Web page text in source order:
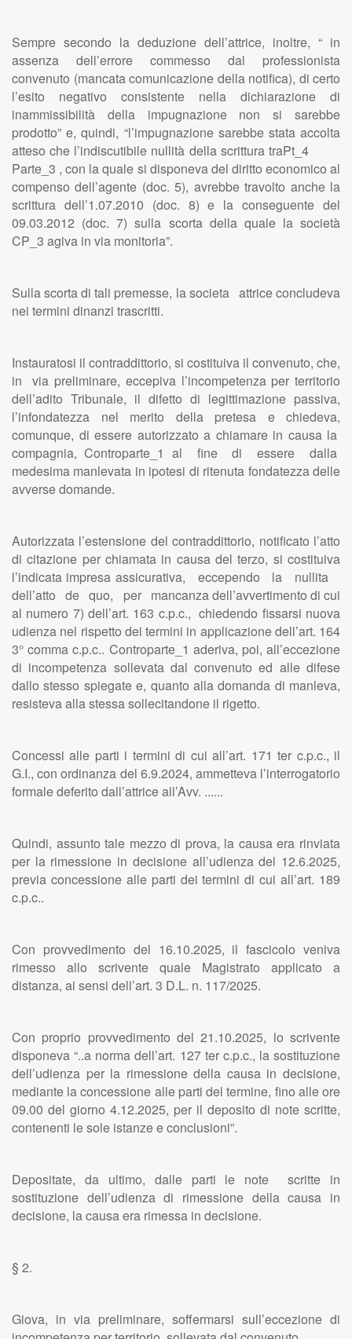
Sempre secondo la deduzione dell’attrice, inoltre, “ in
assenza dell’errore commesso dal professionista
convenuto (mancata comunicazione della notifica), di certo
l’esito negativo consistente nella dichiarazione di
inammissibilità della impugnazione non si sarebbe
prodotto” e, quindi, “l’impugnazione sarebbe stata accolta
atteso che l’indiscutibile nullità della scrittura traPt_4
Parte_3 , con la quale si disponeva del diritto economico al
compenso dell’agente (doc. 5), avrebbe travolto anche la
scrittura dell’1.07.2010 (doc. 8) e la conseguente del
09.03.2012 (doc. 7) sulla scorta della quale la società
CP_3 agiva in via monitoria”.
Sulla scorta di tali premesse, la societa attrice concludeva
nei termini dinanzi trascritti.
Instauratosi il contraddittorio, si costituiva il convenuto, che,
in via preliminare, eccepiva l’incompetenza per territorio
dell’adito Tribunale, il difetto di legittimazione passiva,
l’infondatezza nel merito della pretesa e chiedeva,
comunque, di essere autorizzato a chiamare in causa la
compagnia, Controparte_1 al fine di essere dalla
medesima manlevata in ipotesi di ritenuta fondatezza delle
avverse domande.
Autorizzata l’estensione del contraddittorio, notificato l’atto
di citazione per chiamata in causa del terzo, si costituiva
l’indicata impresa assicurativa, eccependo la nullita
dell’atto de quo, per mancanza dell’avvertimento di cui
al numero 7) dell’art. 163 c.p.c., chiedendo fissarsi nuova
udienza nel rispetto dei termini in applicazione dell’art. 164
3° comma c.p.c.. Controparte_1 aderiva, poi, all’eccezione
di incompetenza sollevata dal convenuto ed alle difese
dallo stesso spiegate e, quanto alla domanda di manleva,
resisteva alla stessa sollecitandone il rigetto.
Concessi alle parti i termini di cui all’art. 171 ter c.p.c., il
G.I., con ordinanza del 6.9.2024, ammetteva l’interrogatorio
formale deferito dall’attrice all’Avv. ......
Quindi, assunto tale mezzo di prova, la causa era rinviata
per la rimessione in decisione all’udienza del 12.6.2025,
previa concessione alle parti dei termini di cui all’art. 189
c.p.c..
Con provvedimento del 16.10.2025, il fascicolo veniva
rimesso allo scrivente quale Magistrato applicato a
distanza, ai sensi dell’art. 3 D.L. n. 117/2025.
Con proprio provvedimento del 21.10.2025, lo scrivente
disponeva “..a norma dell’art. 127 ter c.p.c., la sostituzione
dell’udienza per la rimessione della causa in decisione,
mediante la concessione alle parti del termine, fino alle ore
09.00 del giorno 4.12.2025, per il deposito di note scritte,
contenenti le sole istanze e conclusioni”.
Depositate, da ultimo, dalle parti le note scritte in
sostituzione dell’udienza di rimessione della causa in
decisione, la causa era rimessa in decisione.
§ 2.
Giova, in via preliminare, soffermarsi sull’eccezione di